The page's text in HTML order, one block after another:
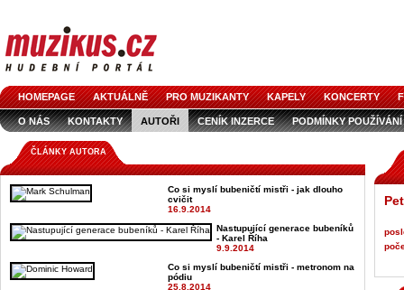
HOMEPAGE AKTUÁLNĚ PRO MUZIKANTY KAPELY KONCERTY
O NÁS KONTAKTY AUTOŘI CENÍK INZERCE PODMÍNKY POUŽÍVÁNÍ
LOGO KE STAŽENÍ
ČLÁNKY AUTORA
Co si myslí bubeničtí mistři - jak dlouho
cvičit
16.9.2014
Nastupující generace bubeníků
- Karel Říha
9.9.2014
Co si myslí bubeničtí mistři - metronom na
pódiu
25.8.2014